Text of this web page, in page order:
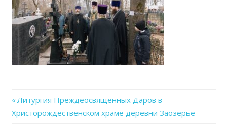
Навигация
Previous
Post:
Литургия Преждеосвященных Даров в
Христорождественском храме деревни Заозерье